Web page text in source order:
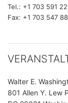
Tel.: +1 703 591
Fax: +1 703 547
Walter E.
801 Allen Y. Lew